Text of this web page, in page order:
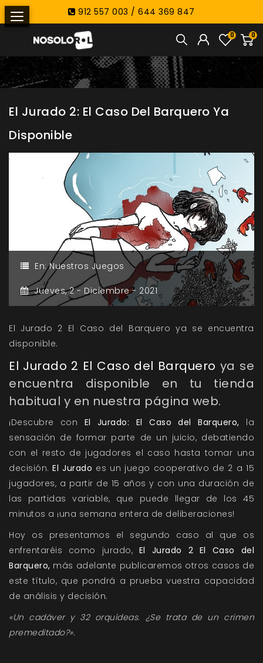
912 557 003 / 644 369 847
0
0
El Jurado 2: El Caso Del Barquero Ya
Disponible
En:Nuestros Juegos
Jueves,2 - Diciembre - 2021
El Jurado 2 El Caso del Barquero ya se encuentra
disponible.
El Jurado 2 El Caso del Barquero ya se
encuentra disponible en tu tienda
habitual y en nuestra página web.
¡Descubre con El Jurado: El Caso del Barquero, la
sensación de formar parte de un juicio, debatiendo
con el resto de jugadores el caso hasta tomar una
decisión.El Jurado es un juego cooperativo de 2 a 15
jugadores, a partir de 15 años y con una duración de
las partidas variable, que puede llegar de los 45
minutos a ¡una semana entera de deliberaciones!
Hoy os presentamos el segundo caso al que os
enfrentaréis como jurado, El Jurado 2 El Caso del
Barquero, más adelante publicaremos otros casos de
este título, que pondrá a prueba vuestra capacidad
de análisis y decisión.
«Un cadáver y 32 orquídeas. ¿Se trata de un crimen
premeditado?».